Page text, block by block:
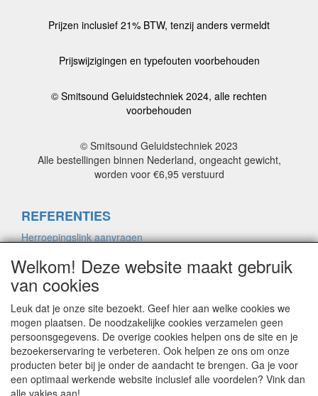
Prijzen inclusief 21% BTW, tenzij anders vermeldt
Prijswijzigingen en typefouten voorbehouden
© Smitsound Geluidstechniek 2024, alle rechten
voorbehouden
© Smitsound Geluidstechniek 2023
Alle bestellingen binnen Nederland, ongeacht gewicht,
worden voor €6,95 verstuurd
REFERENTIES
Herroepingslink aanvragen
ALGEMENE VOORWAARDEN
Herroepingslink aanvragen
PRIVACYVERKLARING
Herroepingslink aanvragen
Welkom! Deze website maakt gebruik
van cookies
Leuk dat je onze site bezoekt. Geef hier aan welke cookies we
mogen plaatsen. De noodzakelijke cookies verzamelen geen
persoonsgegevens. De overige cookies helpen ons de site en je
bezoekerservaring te verbeteren. Ook helpen ze ons om onze
producten beter bij je onder de aandacht te brengen. Ga je voor
een optimaal werkende website inclusief alle voordelen? Vink dan
alle vakjes aan!